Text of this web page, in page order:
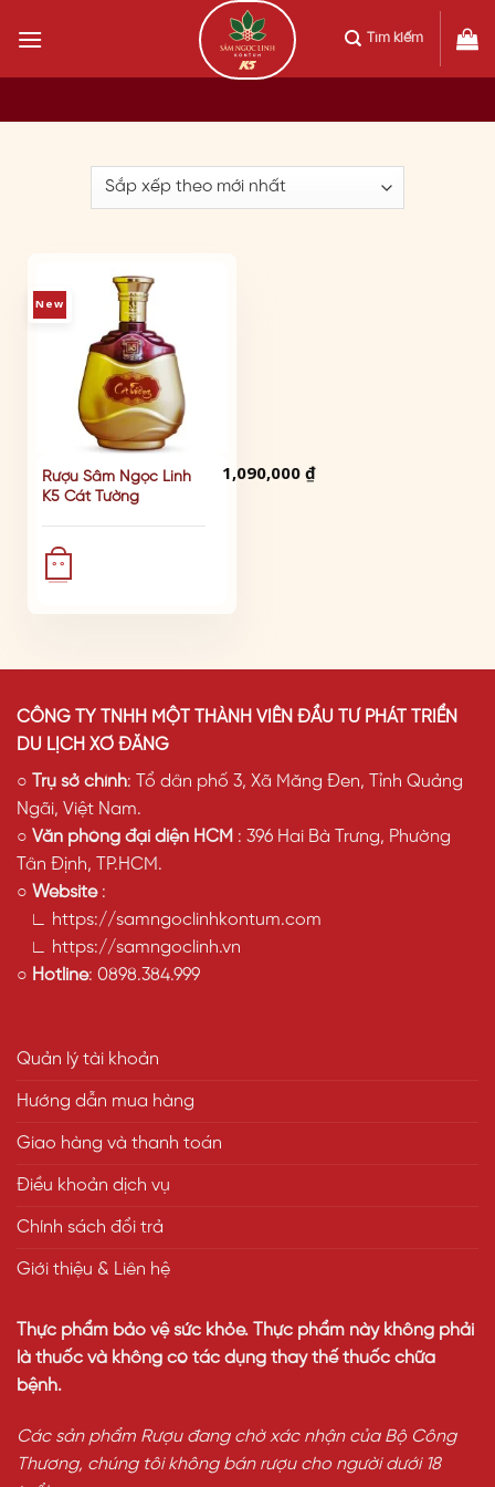
Tìm kiếm
New
Rượu Sâm Ngọc Linh
K5 Cát Tường
1,090,000₫
° °
CÔNG TY TNHH MỘT THÀNH VIÊN ĐẦU TƯ PHÁT TRIỂN
DU LỊCH XƠ ĐĂNG
○
Trụ sở chính: Tổ dân phố 3, Xã Măng Đen, Tỉnh Quảng
Ngãi, Việt Nam.
○ Văn phòng đại diện HCM : 396 Hai Bà Trưng, Phường
Tân Định, TP.HCM.
○ Website:
∟ https://samngoclinhkontum.com
∟ https://samngoclinh.vn
○ Hotline: 0898.384.999
Quản lý tài khoản
Hướng dẫn mua hàng
Giao hàng và thanh toán
Điều khoản dịch vụ
Chính sách đổi trả
Giới thiệu & Liên hệ
Thực phẩm bảo vệ sức khỏe. Thực phẩm này không phải
là thuốc và không có tác dụng thay thế thuốc chữa
bệnh.
Các sản phẩm Rượu đang chờ xác nhận của Bộ Công
Thương, chúng tôi không bán rượu cho người dưới 18